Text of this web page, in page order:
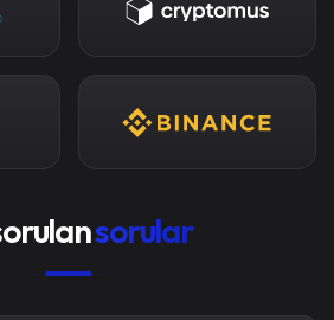
sorular